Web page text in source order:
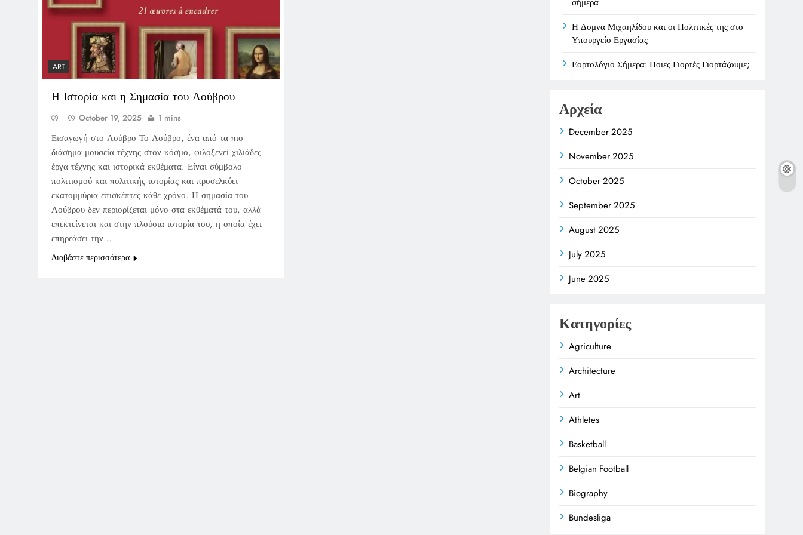
ART
Η Ιστορία και η Σημασία του Λούβρου
October 19, 2025 1 mins
Εισαγωγή στο Λούβρο Το Λούβρο, ένα από τα πιο
διάσημα μουσεία τέχνης στον κόσμο, φιλοξενεί χιλιάδες
έργα τέχνης και ιστορικά εκθέματα. Είναι σύμβολο
πολιτισμού και πολιτικής ιστορίας και προσελκύει
εκατομμύρια επισκέπτες κάθε χρόνο. Η σημασία του
Λούβρου δεν περιορίζεται μόνο στα εκθέματά του, αλλά
επεκτείνεται και στην πλούσια ιστορία του, η οποία έχει
επηρεάσει την…
Διαβάστε περισσότερα
Η Δομνα Μιχαηλίδου και οι Πολιτικές της στο
Υπουργείο Εργασίας
Εορτολόγιο Σήμερα: Ποιες Γιορτές Γιορτάζουμε;
Αρχεία
December 2025
November 2025
October 2025
September 2025
August 2025
July 2025
June 2025
Κατηγορίες
Agriculture
Architecture
Art
Athletes
Basketball
Belgian Football
Biography
Bundesliga